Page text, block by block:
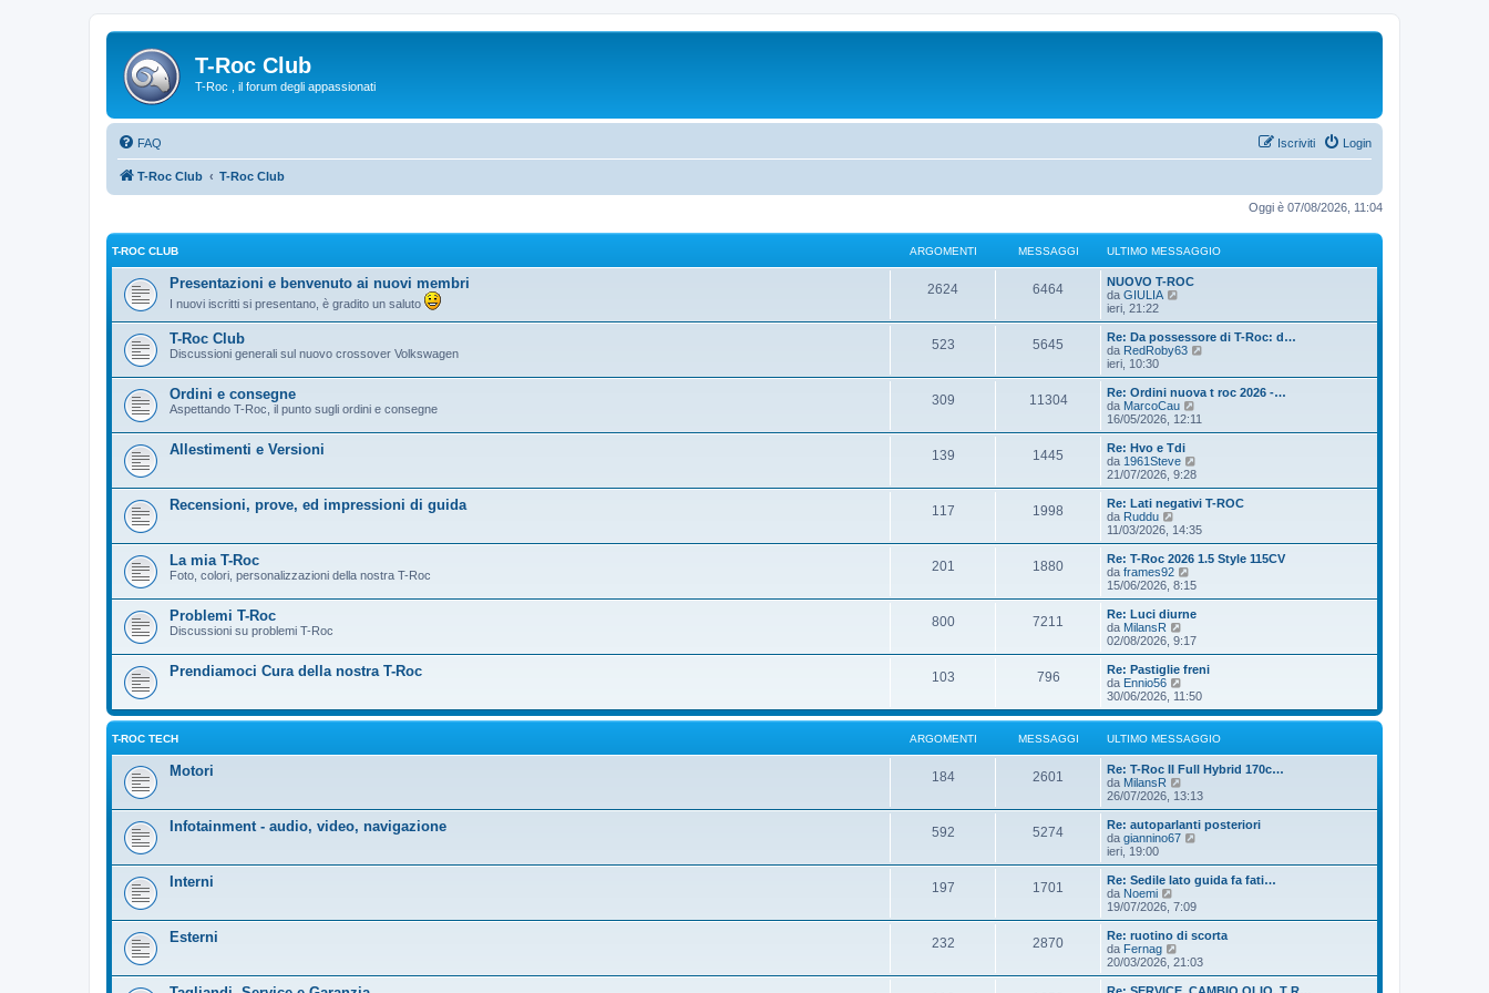
T-Roc Club
T-Roc , il forum degli appassionati
FAQ Login
Iscriviti
T-Roc Club T-Roc Club
Oggi è 07/08/2026, 11:04
T-ROC CLUB ARGOMENTI MESSAGGI ULTIMO MESSAGGIO
Presentazioni e benvenuto ai nuovi membri
I nuovi iscritti si presentano, è gradito un saluto
2624 6464
NUOVO T-ROC
da GIULIA
d
i
u
m
o
m
s
s
a
g
g
o
ieri, 21:22
T-Roc Club
Discussioni generali sul nuovo crossover Volkswagen
523 5645
Re: Da possessore di T-Roc: d…
da RedRoby63
d
i
s
g
g
ieri, 10:30
Ordini e consegne
Aspettando T-Roc, il punto sugli ordini e consegne
309 11304
Re: Ordini nuova t roc 2026 -…
da MarcoCau
e
d
l
m
o
m
s
a
g
g
16/05/2026, 12:11
Allestimenti e Versioni 139 1445
Re: Hvo e Tdi
da 1961Steve
d
i
l
i
m
g
g
o
21/07/2026, 9:28
Recensioni, prove, ed impressioni di guida 117 1998
Re: Lati negativi T-ROC
da Ruddu
e
d
i
u
l
m
o
m
s
s
a
g
i
o
11/03/2026, 14:35
La mia T-Roc
Foto, colori, personalizzazioni della nostra T-Roc
201 1880
Re: T-Roc 2026 1.5 Style 115CV
da frames92
e
d
i
l
m
o
m
e
s
a
g
i
o
15/06/2026, 8:15
Problemi T-Roc
Discussioni su problemi T-Roc
800 7211
Re: Luci diurne
da MilansR
e
d
i
l
i
m
o
m
e
s
a
g
g
o
02/08/2026, 9:17
Prendiamoci Cura della nostra T-Roc 103 796
Re: Pastiglie freni
da Ennio56
e
d
i
u
i
o
m
e
s
a
g
i
o
30/06/2026, 11:50
T-ROC TECH ARGOMENTI MESSAGGI ULTIMO MESSAGGIO
Motori 184 2601
Re: T-Roc II Full Hybrid 170c…
da MilansR
e
d
i
u
m
o
m
s
a
g
26/07/2026, 13:13
Infotainment - audio, video, navigazione 592 5274
Re: autoparlanti posteriori
da giannino67
d
i
u
m
o
m
ieri, 19:00
Interni 197 1701
Re: Sedile lato guida fa fati…
da Noemi
e
d
u
l
i
19/07/2026, 7:09
Esterni 232 2870
Re: ruotino di scorta
da Fernag
e
d
i
20/03/2026, 21:03